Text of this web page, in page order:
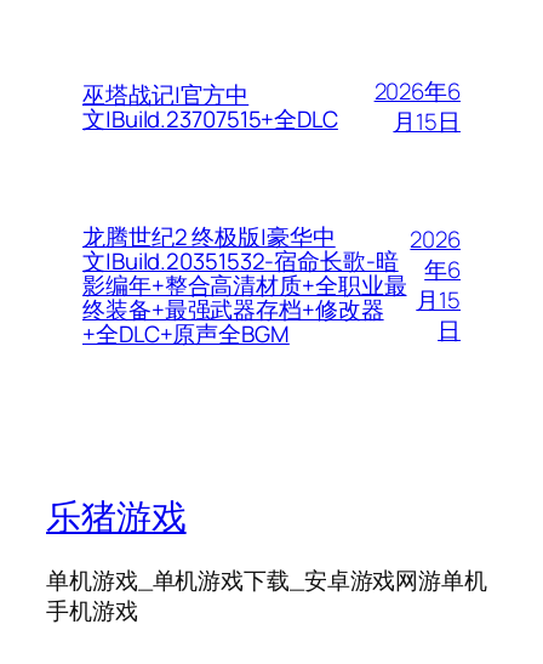
巫塔战记|官方中
文|Build.23707515+全DLC
2026年6
月15日
龙腾世纪2 终极版|豪华中
文|Build.20351532-宿命长歌-暗
影编年+整合高清材质+全职业最
终装备+最强武器存档+修改器
+全DLC+原声全BGM
2026
年6
月15
日
乐猪游戏
单机游戏_单机游戏下载_安卓游戏网游单机
手机游戏